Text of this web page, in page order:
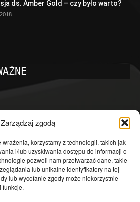
Zarządzaj zgodą
korzystamy z technologii, takich jak
i/lub uzyskiwania dostępu do informacji o
pozwoli nam przetwarzać dane, takie
lub unikalne identyfikatory na tej
lub wycofanie zgody może niekorzystnie
funkcje.
ds. Amber Gold – czy było warto?
4601
4363
3639